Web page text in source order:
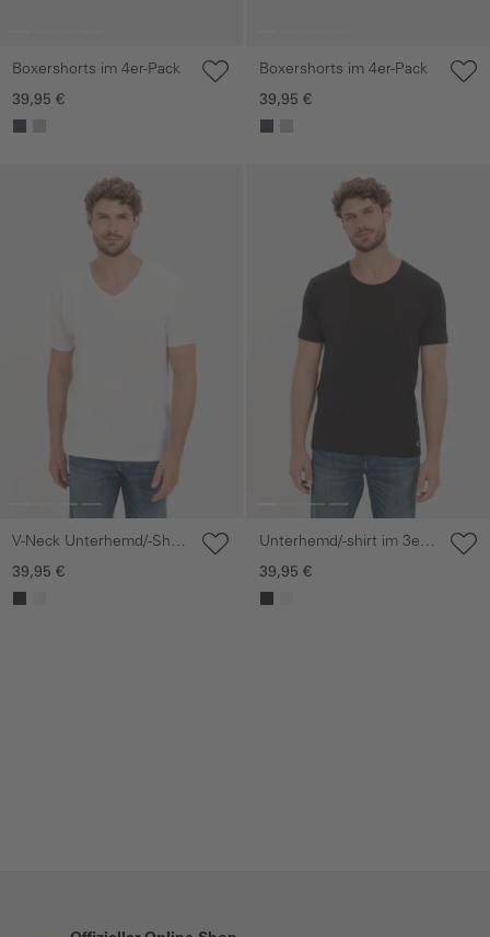
Boxershorts im 4er-Pack
39,95 €
Boxershorts im 4er-Pack
39,95 €
überspringen
V-Neck Unterhemd/-Shirt
im 3-er Pack
39,95 €
Galerie überspringen
Unterhemd/-shirt im 3er-
Pack
39,95 €